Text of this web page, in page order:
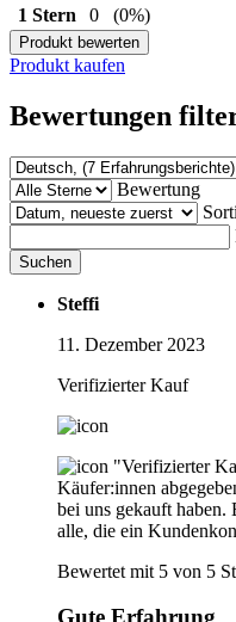
1 Stern
0 (0%)
Produkt bewerten
Produkt kaufen
Bewertungen
Bewertung
Suchen
Steffi
11. Dezember 2023
Verifizierter Kauf
"Verifizierter
Käufer:innen
bei uns gekauft haben.
alle, die ein
Bewertet mit 5 von 5
Gute Erfahrung